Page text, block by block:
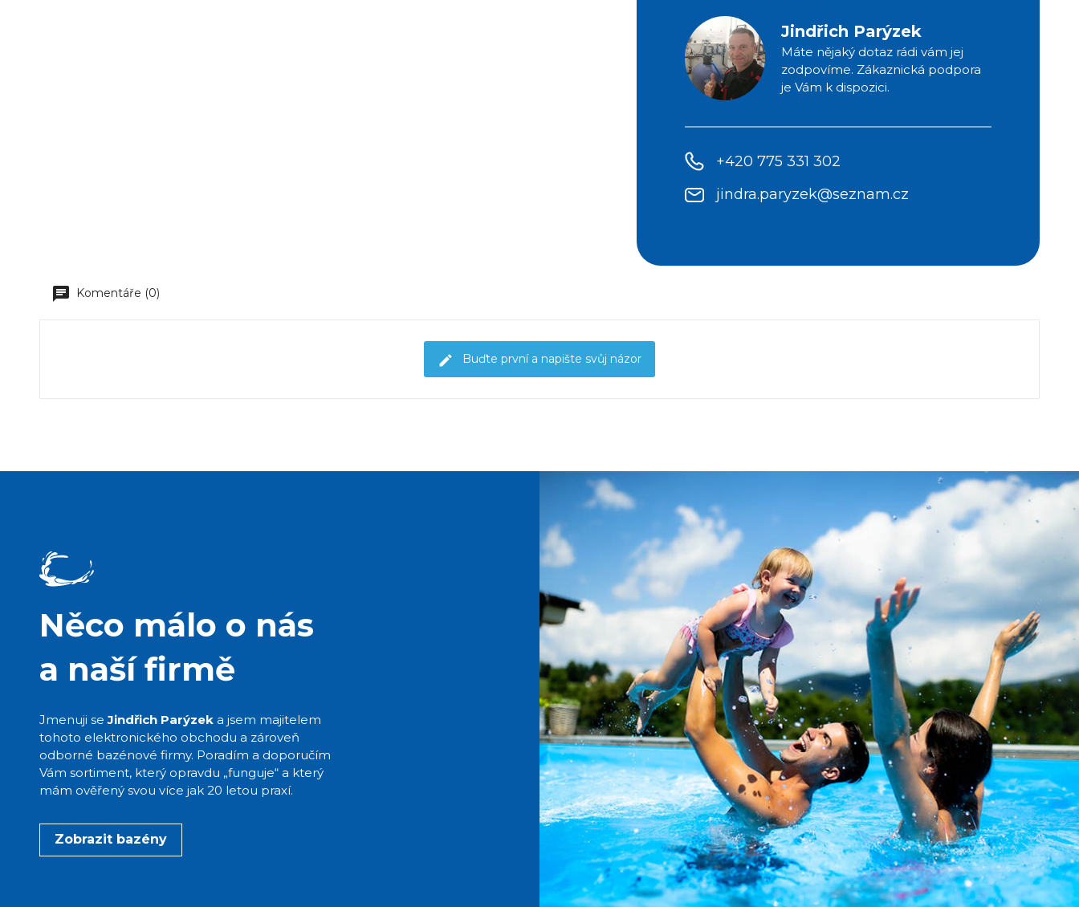
Jindřich Parýzek
Máte nějaký dotaz rádi vám jej
zodpovíme. Zákaznická podpora
je Vám k dispozici.
+420 775 331 302
jindra.paryzek@seznam.cz
Komentáře (0)
Buďte první a napište svůj názor
Něco málo o nás
a naší firmě
Jmenuji seJindřich Parýzeka jsem majitelem
tohoto elektronického obchodu a zároveň
odborné bazénové firmy. Poradím a doporučím
Vám sortiment, který opravdu „funguje“ a který
mám ověřený svou více jak 20 letou praxí.
Zobrazit bazény